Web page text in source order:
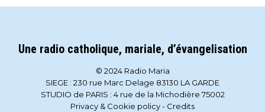
Une radio catholique, mariale, d’évangelisation
© 2024 Radio Maria
SIEGE : 230 rue Marc Delage 83130 LA GARDE
STUDIO de PARIS : 4 rue de la Michodière 75002
Privacy & Cookie policy- Credits